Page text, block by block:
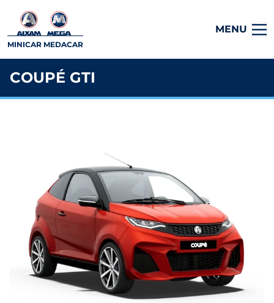
MINICAR MEDACAR
MENU
COUPÉ GTI